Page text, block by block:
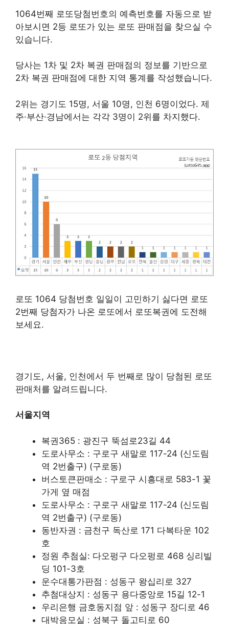
1064번째 로또당첨번호의 예측번호를 자동으로 받
아보시면 2등 로또가 있는 로또 판매점을 찾으실 수
있습니다.
당사는 1차 및 2차 복권 판매점의 정보를 기반으로
2차 복권 판매점에 대한 지역 통계를 작성했습니다.
2위는 경기도 15명, 서울 10명, 인천 6명이었다. 제
주·부산·경남에서는 각각 3명이 2위를 차지했다.
로또 1064 당첨번호 일일이 고민하기 싫다면 로또
2번째 당첨자가 나온 로또에서 로또복권에 도전해
보세요.
경기도, 서울, 인천에서 두 번째로 많이 당첨된 로또
판매처를 알려드립니다.
서울지역
복권365 : 광진구 뚝섬로23길 44
도로사무소 : 구로구 새말로 117-24 (신도림
역 2번출구) (구로동)
버스토큰판매소 : 구로구 시흥대로 583-1 꽃
가게 옆 매점
도로사무소 : 구로구 새말로 117-24 (신도림
역 2번출구) (구로동)
동반자권 : 금천구 독산로 171 다복타운 102
호
정원 추첨실: 다오펑구 다오펑로 468 싱리빌
딩 101-3호
운수대통가판점 : 성동구 왕십리로 327
추첨대상지 : 성동구 용다중앙로 15길 12-1
우리은행 금호동지점 앞 : 성동구 장디로 46
대박응모실 : 성북구 돌고티로 60